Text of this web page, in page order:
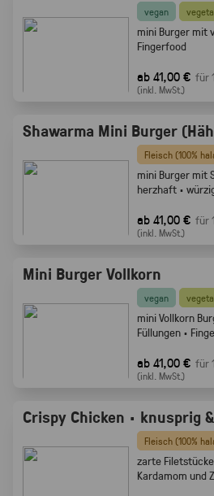
vegan
mini Burger mit
Fingerfood
ab 41,00 € für
(inkl. MwSt.)
Shawarma Mini Burger
Fleisch (100%
mini Burger mit
herzhaft ·
ab 41,00 € für
(inkl. MwSt.)
Mini Burger Vollkorn
vegan
mini Vollkorn
Füllungen ·
ab 41,00 € für
(inkl. MwSt.)
Crispy Chicken · knusprig
Fleisch (100%
zarte
Kardamom und